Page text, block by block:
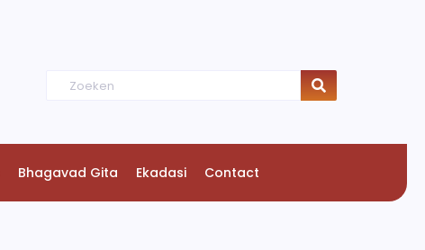
Bhagavad Gita Ekadasi Contact